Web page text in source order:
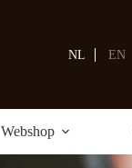
NL EN
Webshop